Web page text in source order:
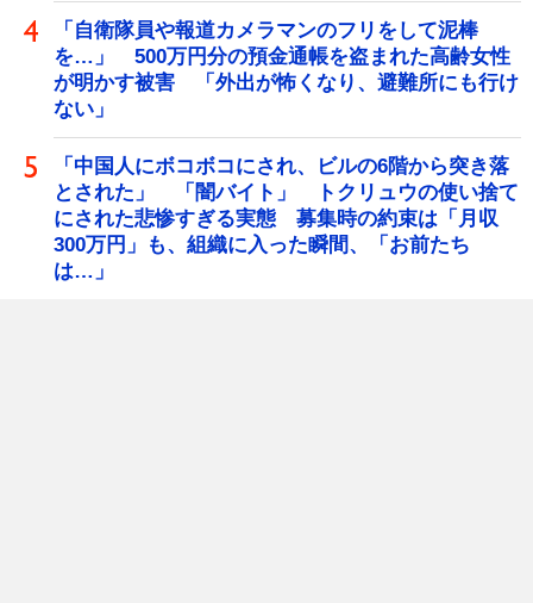
「自衛隊員や報道カメラマンのフリをして泥棒
を…」 500万円分の預金通帳を盗まれた高齢女性
が明かす被害 「外出が怖くなり、避難所にも行け
ない」
「中国人にボコボコにされ、ビルの6階から突き落
とされた」 「闇バイト」 トクリュウの使い捨て
にされた悲惨すぎる実態 募集時の約束は「月収
300万円」も、組織に入った瞬間、「お前たち
は…」